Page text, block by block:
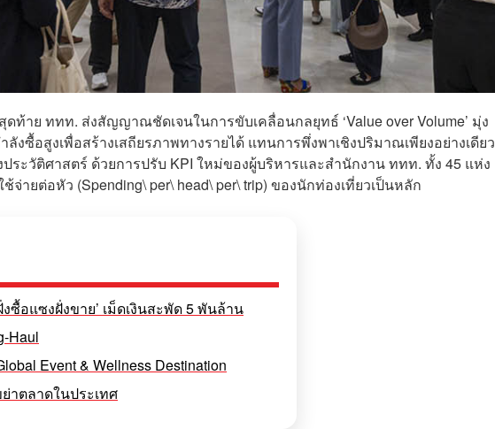
ดท้าย ททท. ส่งสัญญาณชัดเจนในการขับเคลื่อนกลยุทธ์ ‘Value over Volume’ มุ่ง
ซื้อสูงเพื่อสร้างเสถียรภาพทางรายได้ แทนการพึ่งพาเชิงปริมาณเพียงอย่างเดียว
ระวัติศาสตร์ ด้วยการปรับ KPI ใหม่ของผู้บริหารและสำนักงาน ททท. ทั้ง 45 แห่ง
ายต่อหัว (Spending\ per\ head\ per\ trip) ของนักท่องเที่ยวเป็นหลัก
ซื้อแซงฝั่งขาย’ เม็ดเงินสะพัด 5 พันล้าน
Haul
Event & Wellness Destination
าตลาดในประเทศ